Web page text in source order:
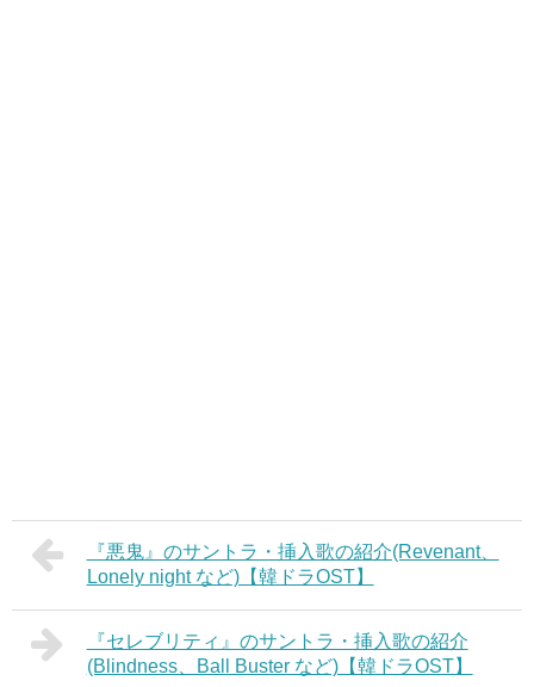
『悪鬼』のサントラ・挿入歌の紹介(Revenant、
Lonely night など)【韓ドラOST】
『セレブリティ』のサントラ・挿入歌の紹介
(Blindness、Ball Buster など)【韓ドラOST】